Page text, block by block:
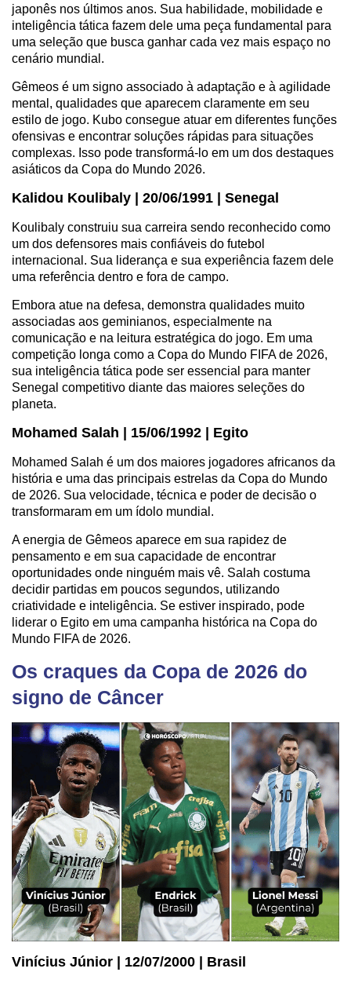
japonês nos últimos anos. Sua habilidade, mobilidade e
inteligência tática fazem dele uma peça fundamental para
uma seleção que busca ganhar cada vez mais espaço no
cenário mundial.
Gêmeos é um signo associado à adaptação e à agilidade
mental, qualidades que aparecem claramente em seu
estilo de jogo. Kubo consegue atuar em diferentes funções
ofensivas e encontrar soluções rápidas para situações
complexas. Isso pode transformá-lo em um dos destaques
asiáticos da Copa do Mundo 2026.
Kalidou Koulibaly | 20/06/1991 | Senegal
Koulibaly construiu sua carreira sendo reconhecido como
um dos defensores mais confiáveis do futebol
internacional. Sua liderança e sua experiência fazem dele
uma referência dentro e fora de campo.
Embora atue na defesa, demonstra qualidades muito
associadas aos geminianos, especialmente na
comunicação e na leitura estratégica do jogo. Em uma
competição longa como a Copa do Mundo FIFA de 2026,
sua inteligência tática pode ser essencial para manter
Senegal competitivo diante das maiores seleções do
planeta.
Mohamed Salah | 15/06/1992 | Egito
Mohamed Salah é um dos maiores jogadores africanos da
história e uma das principais estrelas da Copa do Mundo
de 2026. Sua velocidade, técnica e poder de decisão o
transformaram em um ídolo mundial.
A energia de Gêmeos aparece em sua rapidez de
pensamento e em sua capacidade de encontrar
oportunidades onde ninguém mais vê. Salah costuma
decidir partidas em poucos segundos, utilizando
criatividade e inteligência. Se estiver inspirado, pode
liderar o Egito em uma campanha histórica na Copa do
Mundo FIFA de 2026.
Os craques da Copa de 2026 do
signo de Câncer
Vinícius Júnior | 12/07/2000 | Brasil